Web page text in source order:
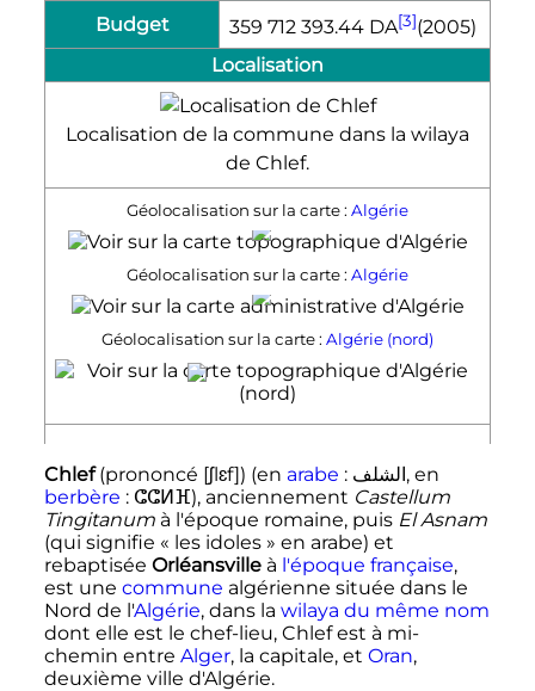
Budget
359 712 393.44 DA[3](2005)
Localisation
Localisation de la commune dans la wilaya
de Chlef.
Géolocalisation sur la carte : Algérie
Chlef
Géolocalisation sur la carte : Algérie
Chlef
Géolocalisation sur la carte : Algérie (nord)
Chlef(prononcé [ʃlɛf]) (en arabe : الشلف, en
berbère : ⵛⵛⵍⴼ), anciennement Castellum
Tingitanumà l'époque romaine, puis El Asnam
(qui signifie « les idoles » en arabe) et
rebaptisée Orléansvilleà l'époque française,
est une commune algérienne située dans le
Nord de l'Algérie, dans la wilaya du même nom
dont elle est le chef-lieu, Chlef est à mi-
chemin entre Alger, la capitale, et Oran,
deuxième ville d'Algérie.